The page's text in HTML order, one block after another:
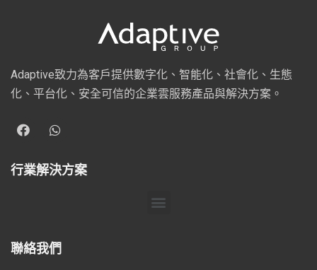
Adaptive致力為客戶提供數字化、智能化、社會化、生態
化、平台化、安全可信的企業雲服務產品與解決方案。
行業解決方案
聯絡我們